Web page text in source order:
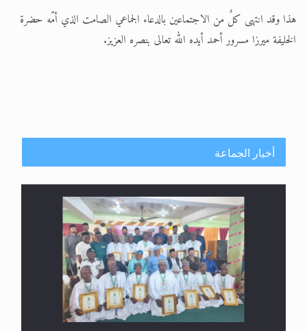
هذا وقد انتهى كلٌ من الاجتماعين بالدعاء الجماعي الصامت الذي أمّه حضرة
الخليفة ميرزا مسرور أحمد أيده الله تعالى بنصره العزيز.
أخبار الجماعة